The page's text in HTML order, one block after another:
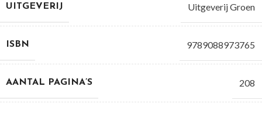
UITGEVERIJ Uitgeverij Groen
ISBN 9789088973765
AANTAL PAGINA’S 208